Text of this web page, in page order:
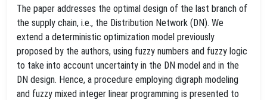
The paper addresses the optimal design of the last branch of
the supply chain, i.e., the Distribution Network (DN). We
extend a deterministic optimization model previously
proposed by the authors, using fuzzy numbers and fuzzy logic
to take into account uncertainty in the DN model and in the
DN design. Hence, a procedure employing digraph modeling
and fuzzy mixed integer linear programming is presented to